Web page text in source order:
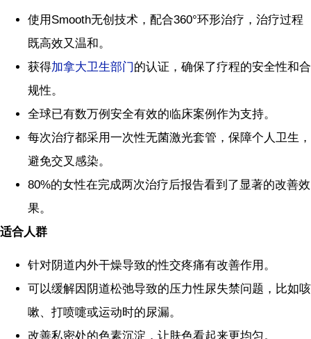
使用Smooth无创技术，配合360°环形治疗，治疗过程
既高效又温和。
获得加拿大卫生部门的认证，确保了疗程的安全性和合
规性。
全球已有数万例安全有效的临床案例作为支持。
每次治疗都采用一次性无菌激光套管，保障个人卫生，
避免交叉感染。
80%的女性在完成两次治疗后报告看到了显著的改善效
果。
适合人群
针对阴道内外干燥导致的性交疼痛有改善作用。
可以缓解因阴道松弛导致的压力性尿失禁问题，比如咳
嗽、打喷嚏或运动时的尿漏。
改善私密处的色素沉淀，让肤色看起来更均匀。